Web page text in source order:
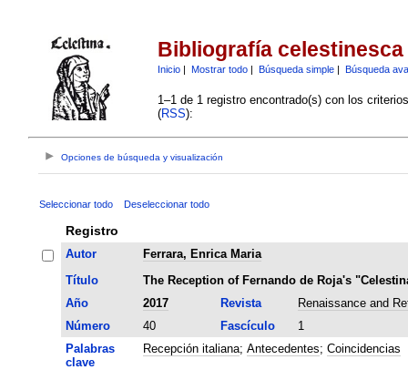
Bibliografía celestinesca
Inicio| Mostrar todo| Búsqueda simple| Búsqueda
1–1 de 1 registro encontrado(s) con los
(RSS):
Opciones de búsqueda y visualización
Seleccionar todo Deseleccionar todo
Registro
Autor
Ferrara, Enrica Maria
Título
The Reception of Fernando de Roja's
Año
2017 Revista
Renaissance and
Número
40 Fascículo
1
Palabras
clave
Recepción italiana; Antecedentes; Coincidencias